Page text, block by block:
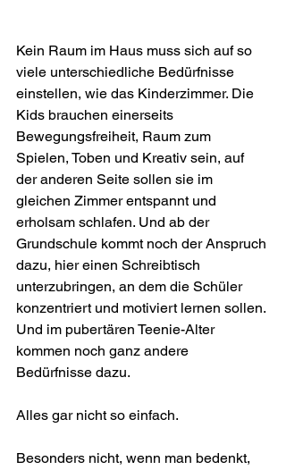
Kein Raum im Haus muss sich auf so
viele unterschiedliche Bedürfnisse
einstellen, wie das Kinderzimmer. Die
Kids brauchen einerseits
Bewegungsfreiheit, Raum zum
Spielen, Toben und Kreativ sein, auf
der anderen Seite sollen sie im
gleichen Zimmer entspannt und
erholsam schlafen. Und ab der
Grundschule kommt noch der Anspruch
dazu, hier einen Schreibtisch
unterzubringen, an dem die Schüler
konzentriert und motiviert lernen sollen.
Und im pubertären Teenie-Alter
kommen noch ganz andere
Bedürfnisse dazu.
Alles gar nicht so einfach.
Besonders nicht, wenn man bedenkt,